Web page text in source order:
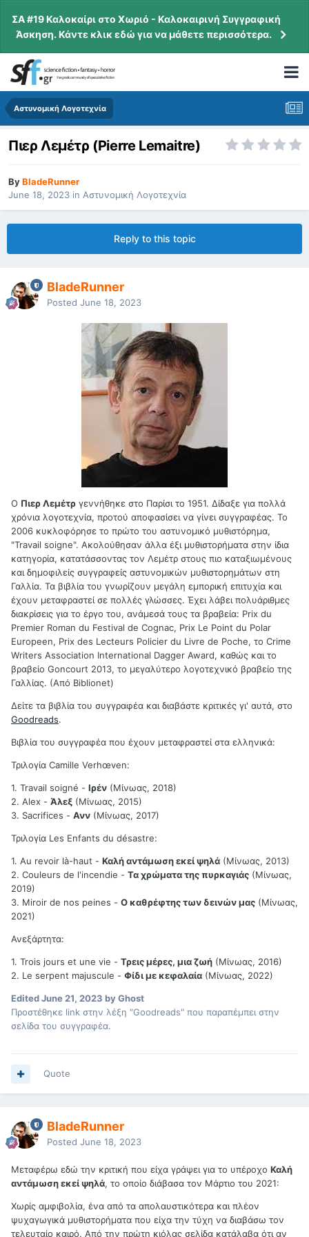
ΣΑ #19 Καλοκαίρι στο Χωριό - Καλοκαιρινή Συγγραφική
Άσκηση. Κάντε κλικ εδώ για να μάθετε περισσότερα.
Αστυνομική Λογοτεχνία
Πιερ Λεμέτρ (Pierre Lemaitre)
ByBladeRunner
June 18, 2023 in Αστυνομική Λογοτεχνία
Reply to this topic
BladeRunner
Posted June 18, 2023
Ο Πιερ Λεμέτρ γεννήθηκε στο Παρίσι το 1951. Δίδαξε για πολλά
χρόνια λογοτεχνία, προτού αποφασίσει να γίνει συγγραφέας. Το
2006 κυκλοφόρησε το πρώτο του αστυνομικό μυθιστόρημα,
"Travail soigne". Ακολούθησαν άλλα έξι μυθιστορήματα στην ίδια
κατηγορία, κατατάσσοντας τον Λεμέτρ στους πιο καταξιωμένους
και δημοφιλείς συγγραφείς αστυνομικών μυθιστορημάτων στη
Γαλλία. Τα βιβλία του γνωρίζουν μεγάλη εμπορική επιτυχία και
έχουν μεταφραστεί σε πολλές γλώσσες. Έχει λάβει πολυάριθμες
διακρίσεις για το έργο του, ανάμεσά τους τα βραβεία: Prix du
Premier Roman du Festival de Cognac, Prix Le Point du Polar
Europeen, Prix des Lecteurs Policier du Livre de Poche, το Crime
Writers Association International Dagger Award, καθώς και το
βραβείο Goncourt 2013, το μεγαλύτερο λογοτεχνικό βραβείο της
Γαλλίας. (Από Biblionet)
Δείτε τα βιβλία του συγγραφέα και διαβάστε κριτικές γι' αυτά, στο
Goodreads.
Βιβλία του συγγραφέα που έχουν μεταφραστεί στα ελληνικά:
Τριλογία Camille Verhœven:
1. Travail soigné - Ιρέν (Μίνωας, 2018)
2. Alex - Άλεξ (Μίνωας, 2015)
3. Sacrifices - Ανν (Μίνωας, 2017)
Τριλογία Les Enfants du désastre:
1. Au revoir là-haut - Καλή αντάμωση εκεί ψηλά (Μίνωας, 2013)
2. Couleurs de l'incendie - Τα χρώματα της πυρκαγιάς (Μίνωας,
2019)
3. Miroir de nos peines - Ο καθρέφτης των δεινών μας (Μίνωας,
2021)
Ανεξάρτητα:
1. Trois jours et une vie - Τρεις μέρες, μια ζωή (Μίνωας, 2016)
2. Le serpent majuscule - Φίδι με κεφαλαία (Μίνωας, 2022)
EditedJune 21, 2023 by Ghost
Προστέθηκε link στην λέξη "Goodreads" που παραπέμπει στην
σελίδα του συγγραφέα.
Quote
BladeRunner
Posted June 18, 2023
Μεταφέρω εδώ την κριτική που είχα γράψει για το υπέροχο Καλή
αντάμωση εκεί ψηλά, το οποίο διάβασα τον Μάρτιο του 2021:
Χωρίς αμφιβολία, ένα από τα απολαυστικότερα και πλέον
ψυχαγωγικά μυθιστορήματα που είχα την τύχη να διαβάσω τον
τελευταίο καιρό. Από την πρώτη κιόλας σελίδα κατάλαβα ότι αν